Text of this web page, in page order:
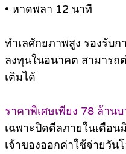
• หาดพลา 12 นาที
ทำเลศักยภาพสูง รองรับก
ลงทุนในอนาคต สามารถ
เติมได้
ราคาพิเศษเพียง 78 ล้าน
เฉพาะปิดดีลภายในเดือน
เจ้าของออกค่าใช้จ่ายวัน